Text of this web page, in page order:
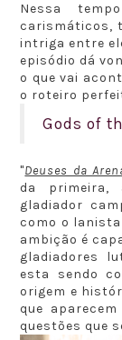
Nessa
carismáticos,
intriga entre
episódio dá
o que vai
o roteiro
Gods of
"Deuses da
da primeira,
gladiador
como o lanista
ambição é
gladiadores
esta sendo
origem e
que
questões que